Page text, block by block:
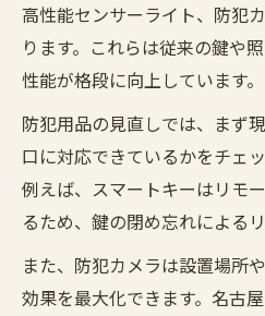
高性能センサーライト、防犯
ります。これらは従来の鍵や
性能が格段に向上しています。
防犯用品の見直しでは、まず
口に対応できているかをチェ
例えば、スマートキーはリモ
るため、鍵の閉め忘れによる
また、防犯カメラは設置場所
効果を最大化できます。名古